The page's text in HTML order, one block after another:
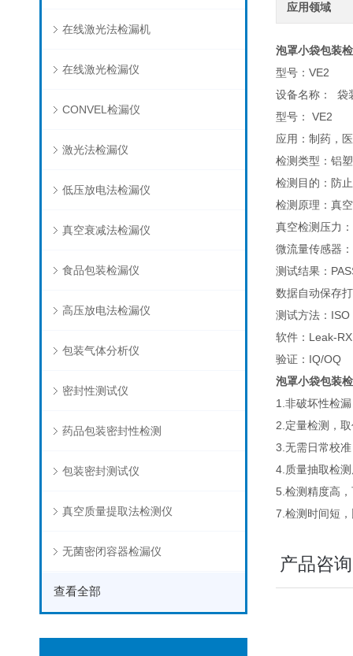
在线激光法检漏机
在线激光检漏仪
CONVEL检漏仪
激光法检漏仪
低压放电法检漏仪
真空衰减法检漏仪
食品包装检漏仪
高压放电法检漏仪
包装气体分析仪
密封性测试仪
药品包装密封性检测
包装密封测试仪
真空质量提取法检测仪
无菌密闭容器检漏仪
查看全部
应用领域
泡罩小袋包装
型号：VE2
设备名称： 袋
型号： VE2
应用：制药，
检测类型：铝
检测目的：防
检测原理：真
真空检测压力
微流量传感器
测试结果：
数据自动保存
测试方法：
软件：Leak-
验证：IQ/OQ
泡罩小袋包装
1.非破坏性检漏
2.定量检测，
3.无需日常校
4.质量抽取检
5.检测精度高
7.检测时间短
产品咨询